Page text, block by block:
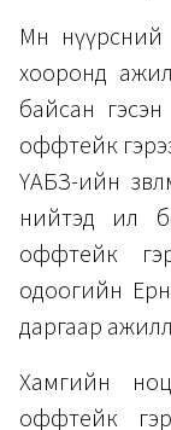
Мөн
хооронд
байсан
оффтейк
ҮАБЗ-ийн
нийтэд ил
оффтейк
одоогийн
даргаар
Хамгийн
оффтейк